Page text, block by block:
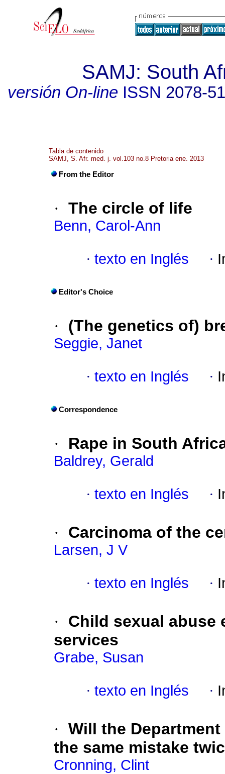
SAMJ: South
versión On-lineISSN 2078-
Tabla de contenido
SAMJ, S. Afr. med. j. vol.103 no.8 Pretoria ene. 2013
From the Editor
· The circle of life
Benn, Carol-Ann
· texto en Inglés ·
Editor's Choice
· (The genetics of)
Seggie, Janet
· texto en Inglés ·
Correspondence
· Rape in South
Baldrey, Gerald
· texto en Inglés ·
· Carcinoma of the
Larsen, J V
· texto en Inglés ·
·
Child sexual abuse
services
Grabe, Susan
· texto en Inglés ·
· Will the
the same mistake
Cronning, Clint